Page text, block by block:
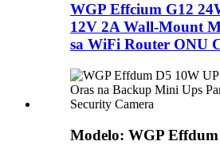
WGP Effcium G12
12V 2A Wall-Mount
sa WiFi Router ONU
Modelo: WGP